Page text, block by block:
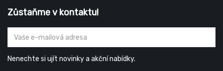
Zůstaňme v kontaktu!
Nenechte si ujít novinky a akční nabídky.